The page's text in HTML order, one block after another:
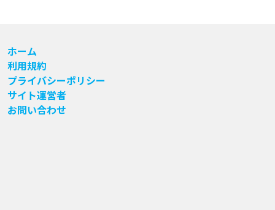
ホーム
利用規約
プライバシーポリシー
サイト運営者
お問い合わせ